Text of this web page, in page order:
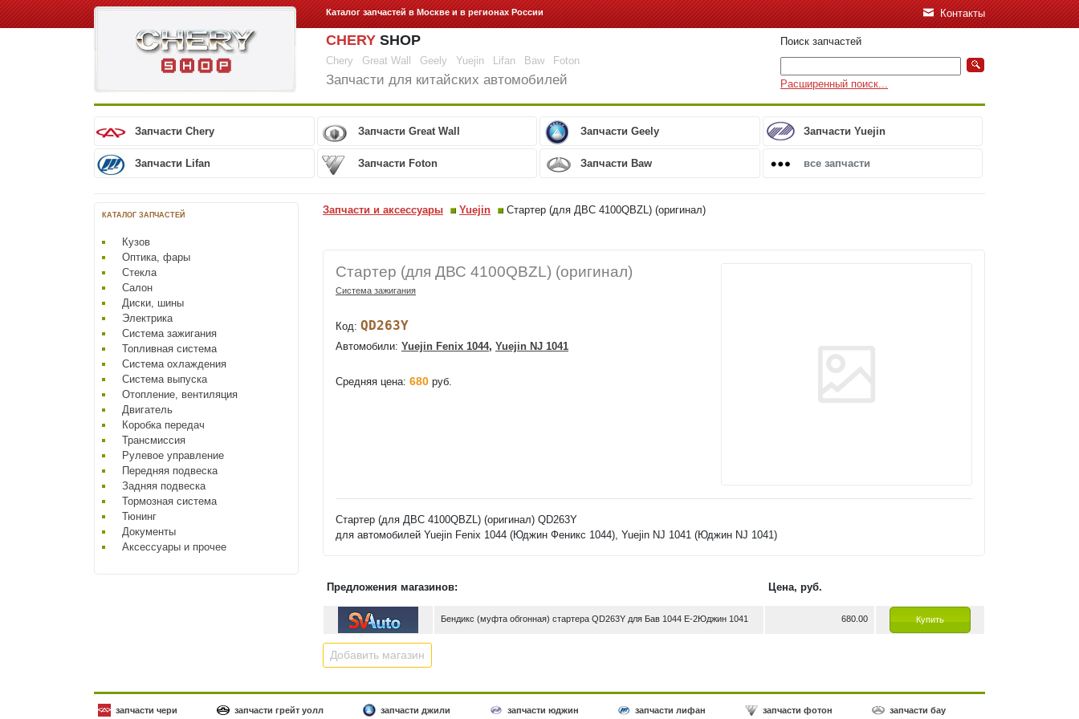
Каталог запчастейв Москве и в регионах России
CHERY SHOP
Chery Great Wall Geely Yuejin Lifan Baw Foton
Запчасти для китайских автомобилей
Контакты
Поиск запчастей
Расширенный поиск...
Запчасти Chery Запчасти Great Wall Запчасти Geely Запчасти Yuejin
Запчасти Lifan Запчасти Foton Запчасти Baw все запчасти
КАТАЛОГ ЗАПЧАСТЕЙ
Кузов
Оптика, фары
Стекла
Салон
Диски, шины
Электрика
Система зажигания
Топливная система
Система охлаждения
Система выпуска
Отопление, вентиляция
Двигатель
Коробка передач
Трансмиссия
Рулевое управление
Передняя подвеска
Задняя подвеска
Тормозная система
Тюнинг
Документы
Аксессуары и прочее
Запчасти и аксессуары Yuejin Стартер (для ДВС 4100QBZL) (оригинал)
Стартер (для ДВС 4100QBZL) (оригинал)
Система зажигания
Код: QD263Y
Автомобили: Yuejin Fenix 1044, Yuejin NJ 1041
Средняя цена: 680 руб.
Стартер (для ДВС 4100QBZL) (оригинал) QD263Y
для автомобилей Yuejin Fenix 1044 (Юджин Феникс 1044), Yuejin NJ 1041 (Юджин NJ 1041)
Предложения магазинов: Цена, руб.
Бендикс (муфта обгонная) стартера QD263Y для Бав 1044 Е-2Юджин 1041 680.00 Купить
Добавить магазин
запчасти чери запчасти грейт уолл запчасти джили запчасти юджин запчасти лифан запчасти фотон запчасти бау